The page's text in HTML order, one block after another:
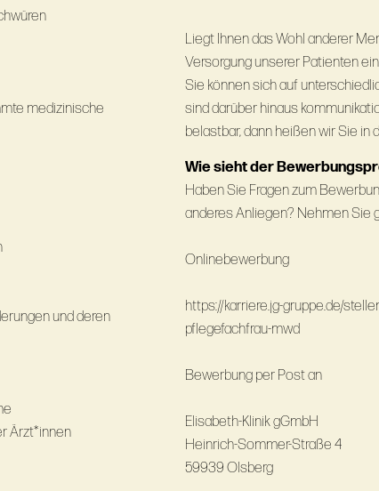
medizinische
und deren
Ärzt*innen
Liegt Ihnen das Wohl anderer
Versorgung unserer Patienten
Sie können sich auf
sind darüber hinaus
belastbar, dann heißen wir Sie in
Wie sieht der
Haben Sie Fragen zum
anderes Anliegen? Nehmen Sie
Onlinebewerbung
https://karriere.jg-gruppe.de/
pflegefachfrau-mwd
Bewerbung per Post an
Elisabeth-Klinik gGmbH
Heinrich-Sommer-Straße 4
59939 Olsberg